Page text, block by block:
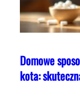
Domowe
kota: